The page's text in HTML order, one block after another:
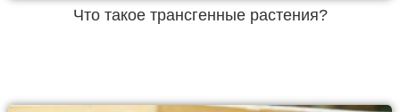
Что такое трансгенные растения?